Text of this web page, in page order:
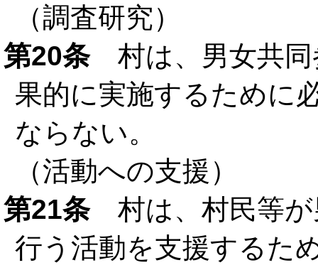
（調査研究）
第20条村は、男女共同
果的に実施するために
ならない。
（活動への支援）
第21条村は、村民等が
行う活動を支援するた